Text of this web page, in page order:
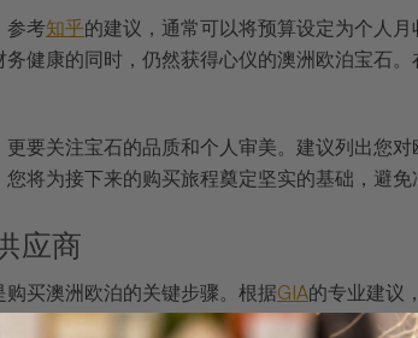
参考知乎的建议，通常可以将预算设定为个人
健康的同时，仍然获得心仪的澳洲欧泊宝石
要关注宝石的品质和个人审美。建议列出您
将为接下来的购买旅程奠定坚实的基础，避免
应商
买澳洲欧泊的关键步骤。根据GIA的专业建议
您需要仔细评估供应商的背景、专业资质和市场